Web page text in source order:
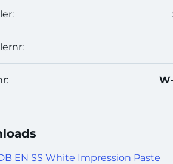
EN SS White Impression Paste